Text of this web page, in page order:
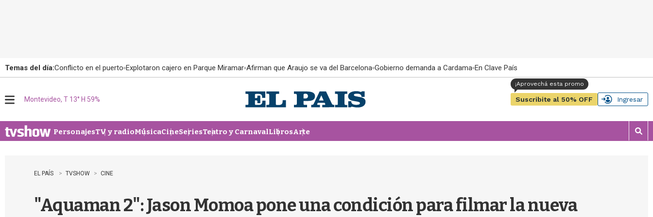
Temas del día:Conflicto en el puerto Explotaron cajero en Parque Miramar Afirman que Araujo se va del Barcelona Gobierno demanda a Cardama En Clave País
u
Montevideo, T 13° H 59% Suscribite al 50% OFF Ingresar
PersonajesTV y radioMúsicaCineSeriesTeatro y CarnavalLibrosArte
M
o
EL PAÍS TVSHOW CINE
"Aquaman 2": Jason Momoa pone una condición para filmar la nueva